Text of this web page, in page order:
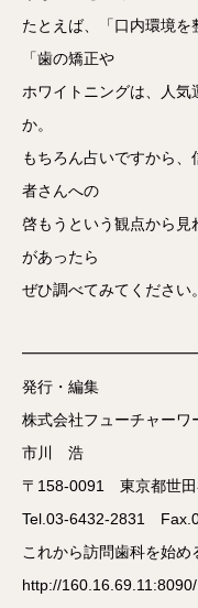
たとえば、「口内環境
「歯の矯正や
ホワイトニングは、人気
か。
もちろん占いですから
者さんへの
啓もうという観点から
があったら
ぜひ調べてみてください。
発行・編集
株式会社フューチャー
市川 浩
〒158-0091 東京都世
Tel.03-6432-2831
これから訪問歯科を始め
http://160.16.69.11:8090/